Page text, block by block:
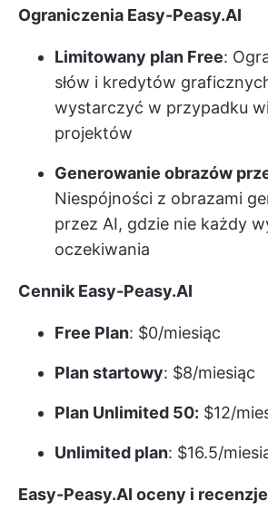
Ograniczenia Easy-Peasy.AI
Limitowany plan Free:
słów i kredytów
wystarczyć w przypadku
projektów
Generowanie obrazów
Niespójności z obrazami
przez AI, gdzie nie każdy
oczekiwania
Cennik Easy-Peasy.AI
Free Plan: $0/miesiąc
Plan startowy: $8/miesiąc
Plan Unlimited 50: $12/
Unlimited plan: $16.5/
Easy-Peasy.AI oceny i recenzje